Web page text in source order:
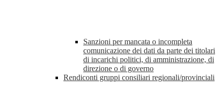
Sanzioni per mancata o incompleta
comunicazione dei dati da parte dei titolari
di incarichi politici, di amministrazione, di
direzione o di governo
Rendiconti gruppi consiliari regionali/provinciali